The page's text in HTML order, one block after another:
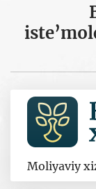
Moliyaviy